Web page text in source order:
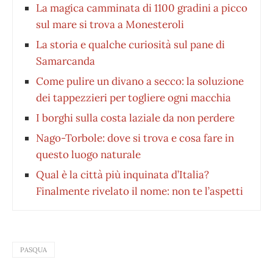
La magica camminata di 1100 gradini a picco
sul mare si trova a Monesteroli
La storia e qualche curiosità sul pane di
Samarcanda
Come pulire un divano a secco: la soluzione
dei tappezzieri per togliere ogni macchia
I borghi sulla costa laziale da non perdere
Nago-Torbole: dove si trova e cosa fare in
questo luogo naturale
Qual è la città più inquinata d’Italia?
Finalmente rivelato il nome: non te l’aspetti
PASQUA